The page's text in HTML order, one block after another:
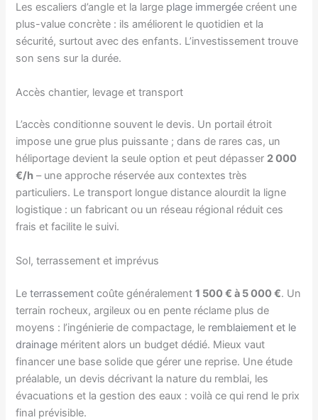
Les escaliers d’angle et la large plage immergée créent une
plus-value concrète : ils améliorent le quotidien et la
sécurité, surtout avec des enfants. L’investissement trouve
son sens sur la durée.
Accès chantier, levage et transport
L’accès conditionne souvent le devis. Un portail étroit
impose une grue plus puissante ; dans de rares cas, un
héliportage devient la seule option et peut dépasser 2 000
€/h – une approche réservée aux contextes très
particuliers. Le transport longue distance alourdit la ligne
logistique : un fabricant ou un réseau régional réduit ces
frais et facilite le suivi.
Sol, terrassement et imprévus
Leterrassement coûte généralement1 500 € à 5 000 €. Un
terrain rocheux, argileux ou en pente réclame plus de
moyens : l’ingénierie de compactage, le remblaiement et le
drainage méritent alors un budget dédié. Mieux vaut
financer une base solide que gérer une reprise. Une étude
préalable, un devis décrivant la nature du remblai, les
évacuations et la gestion des eaux : voilà ce qui rend le prix
final prévisible.